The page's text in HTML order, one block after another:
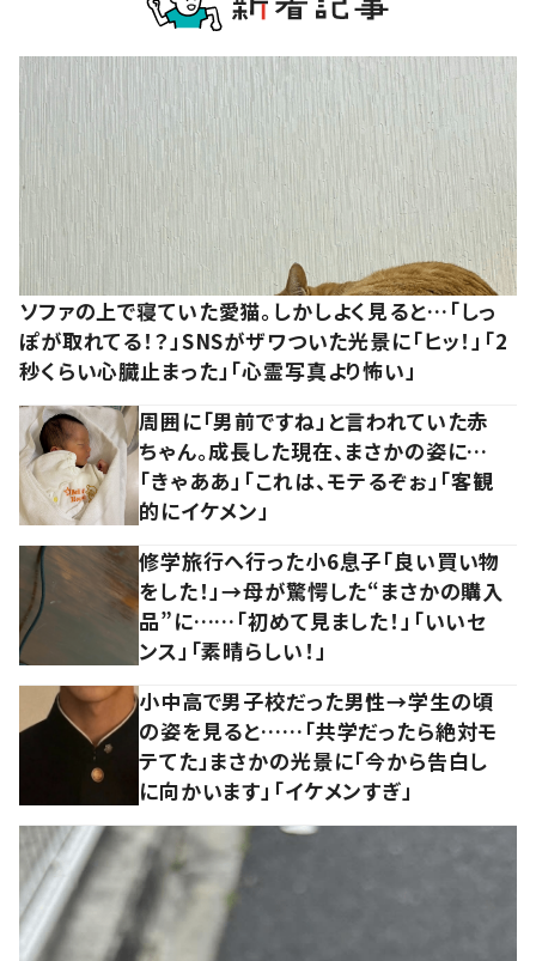
ソファの上で寝ていた愛猫。しかしよく見ると…「しっ
ぽが取れてる！？」SNSがザワついた光景に「ヒッ！」「2
秒くらい心臓止まった」「心霊写真より怖い」
周囲に「男前ですね」と言われていた赤
ちゃん。成長した現在、まさかの姿に…
「きゃああ」「これは、モテるぞぉ」「客観
的にイケメン」
修学旅行へ行った小6息子「良い買い物
をした！」→母が驚愕した“まさかの購入
品”に……「初めて見ました！」「いいセ
ンス」「素晴らしい！」
小中高で男子校だった男性→学生の頃
の姿を見ると……「共学だったら絶対モ
テてた」まさかの光景に「今から告白し
に向かいます」「イケメンすぎ」